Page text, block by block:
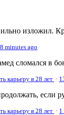
изложил.
8 minutes ago
сломался в
карьеру в 28 лет ·
если
карьеру в 28 лет · 1